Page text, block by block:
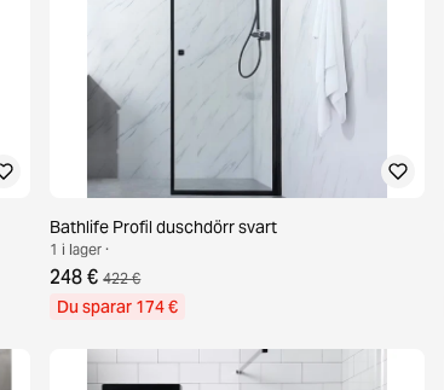
Bathlife Profil duschdörr svart
1 i lager ·
248 € 422 €
Du sparar 174 €